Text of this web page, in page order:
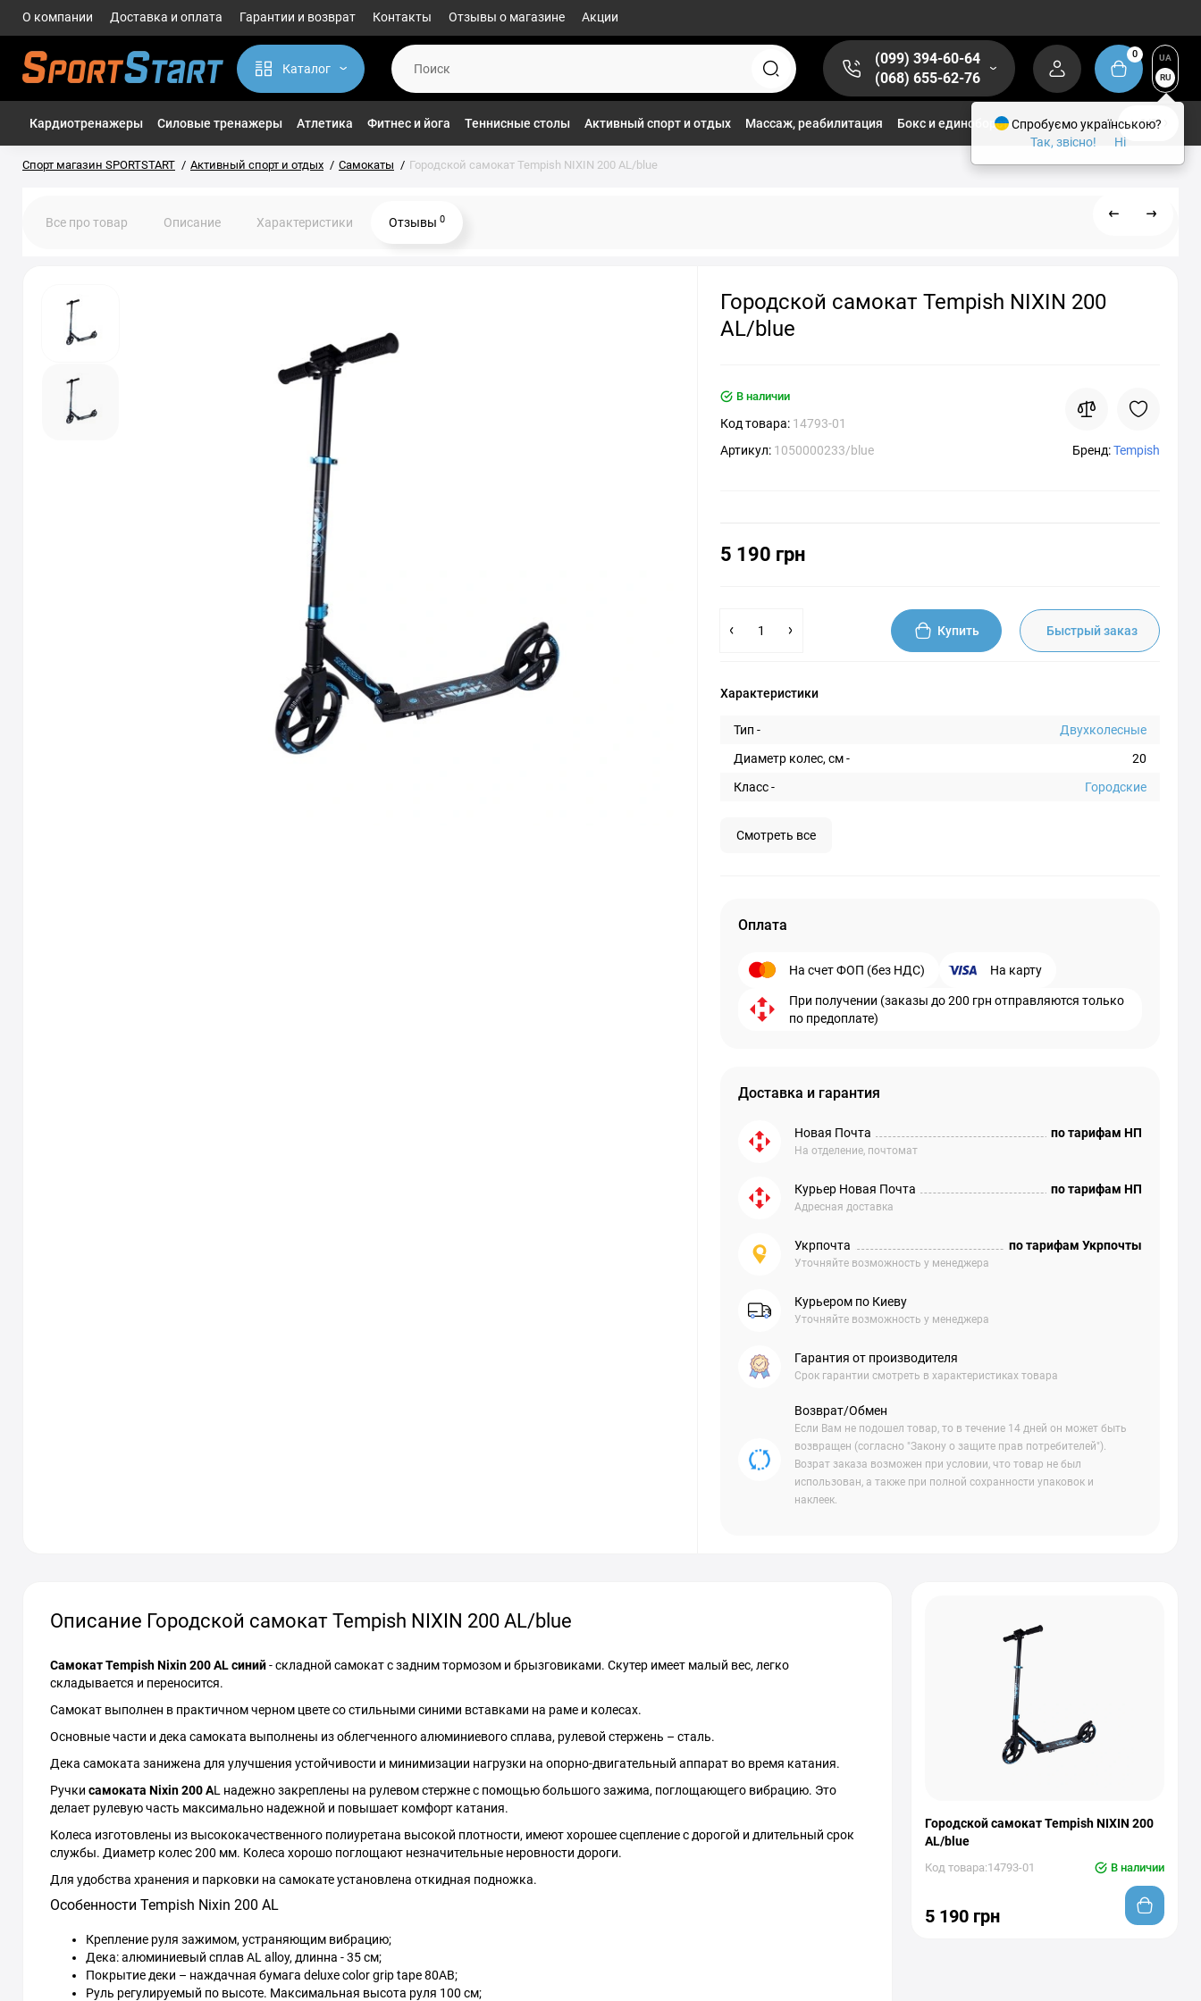
О компании Доставка и оплата Гарантии и возврат Контакты Отзывы о магазине Акции
Каталог
(099) 394-60-64
(068) 655-62-76
0
UA
RU
Кардиотренажеры Силовые тренажеры Атлетика Фитнес и йога Теннисные столы Активный спорт и отдых Массаж, реабилитация Бокс и единоборства 1/2
Спорт магазин SPORTSTART Активный спорт и отдых Самокаты Городской самокат Tempish NIXIN 200 AL/blue
Все про товар Описание Характеристики Отзывы 0
Городской самокат Tempish NIXIN 200
AL/blue
В наличии
Код товара: 14793-01
Артикул: 1050000233/blue Бренд:Tempish
5 190 грн
Купить Быстрый заказ
Характеристики
Тип -
Двухколесные
Диаметр колес, см -
20
Класс -
Городские
Смотреть все
Оплата
На счет ФОП (без НДС) На карту
При получении (заказы до 200 грн отправляются только
по предоплате)
Доставка и гарантия
Новая Почта
На отделение, почтомат
по тарифам НП
Курьер Новая Почта
Адресная доставка
по тарифам НП
Укрпочта
Уточняйте возможность у менеджера
по тарифам Укрпочты
Курьером по Киеву
Уточняйте возможность у менеджера
Гарантия от производителя
Срок гарантии смотреть в характеристиках товара
Возврат/Обмен
Если Вам не подошел товар, то в течение 14 дней он может быть
возвращен (согласно "Закону о защите прав потребителей").
Возрат заказа возможен при условии, что товар не был
использован, а также при полной сохранности упаковок и
наклеек.
Описание Городской самокат Tempish NIXIN 200 AL/blue
Самокат Tempish Nixin 200 AL синий- складной самокат с задним тормозом и брызговиками. Скутер имеет малый вес, легко
складывается и переносится.
Самокат выполнен в практичном черном цвете со стильными синими вставками на раме и колесах.
Основные части и дека самоката выполнены из облегченного алюминиевого сплава, рулевой стержень – сталь.
Дека самоката занижена для улучшения устойчивости и минимизации нагрузки на опорно-двигательный аппарат во время катания.
Ручки самоката Nixin 200 AL надежно закреплены на рулевом стержне с помощью большого зажима, поглощающего вибрацию. Это
делает рулевую часть максимально надежной и повышает комфорт катания.
Колеса изготовлены из высококачественного полиуретана высокой плотности, имеют хорошее сцепление с дорогой и длительный срок
службы. Диаметр колес 200 мм. Колеса хорошо поглощают незначительные неровности дороги.
Для удобства хранения и парковки на самокате установлена откидная подножка.
Особенности Tempish Nixin 200 AL
Крепление руля зажимом, устраняющим вибрацию;
Дека: алюминиевый сплав AL alloy, длинна - 35 см;
Покрытие деки – наждачная бумага deluxe color grip tape 80AB;
Руль регулируемый по высоте. Максимальная высота руля 100 см;
Городской самокат Tempish NIXIN 200
AL/blue
Код товара:14793-01 В наличии
5 190 грн
Спробуємо українською?
Так, звісно!
Ні